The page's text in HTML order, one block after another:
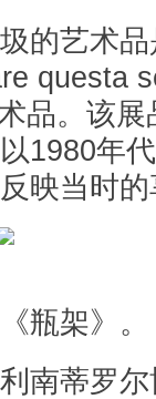
艺术品
questa
品。该
1980年
映当时
架》。
蒂罗尔